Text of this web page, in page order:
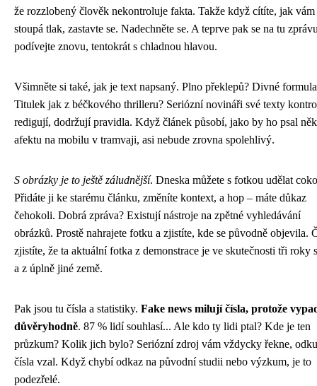
že rozzlobený člověk nekontroluje fakta. Takže když cítíte, jak vám
stoupá tlak, zastavte se. Nadechněte se. A teprve pak se na tu
podívejte znovu, tentokrát s chladnou hlavou.
Všimněte si také, jak je text napsaný. Plno překlepů? Divné
Titulek jak z béčkového thrilleru? Seriózní novináři své texty
redigují, dodržují pravidla. Když článek působí, jako by ho psal
afektu na mobilu v tramvaji, asi nebude zrovna spolehlivý.
S obrázky je to ještě záludnější. Dneska můžete s fotkou udělat
Přidáte ji ke starému článku, změníte kontext, a hop – máte důkaz
čehokoli. Dobrá zpráva? Existují nástroje na zpětné vyhledávání
obrázků. Prostě nahrajete fotku a zjistíte, kde se původně objevila.
zjistíte, že ta aktuální fotka z demonstrace je ve skutečnosti tři roky
a z úplně jiné země.
Pak jsou tu čísla a statistiky. Fake news milují čísla, protože
důvěryhodně. 87 % lidí souhlasí... Ale kdo ty lidi ptal? Kde je ten
průzkum? Kolik jich bylo? Seriózní zdroj vám vždycky řekne,
čísla vzal. Když chybí odkaz na původní studii nebo výzkum, je to
podezřelé.